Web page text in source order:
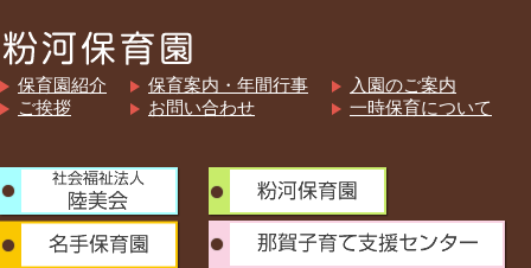
保育園紹介
ご挨拶
保育案内・年間行事
お問い合わせ
入園のご案内
一時保育について